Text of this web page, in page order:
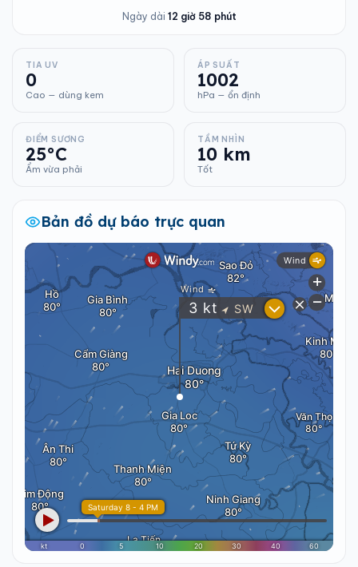
Ngày dài 12 giờ 58 phút
TIA UV
0
Cao — dùng kem
ÁP SUẤT
1002
hPa — ổn định
ĐIỂM SƯƠNG
25°C
Ẩm vừa phải
TẦM NHÌN
10 km
Tốt
Bản đồ dự báo trực quan